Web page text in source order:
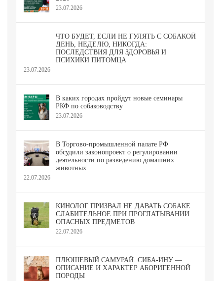
23.07.2026
ЧТО БУДЕТ, ЕСЛИ НЕ ГУЛЯТЬ С СОБАКОЙ
ДЕНЬ, НЕДЕЛЮ, НИКОГДА:
ПОСЛЕДСТВИЯ ДЛЯ ЗДОРОВЬЯ И
ПСИХИКИ ПИТОМЦА
23.07.2026
В каких городах пройдут новые семинары
РКФ по собаководству
23.07.2026
В Торгово-промышленной палате РФ
обсудили законопроект о регулировании
деятельности по разведению домашних
животных
22.07.2026
КИНОЛОГ ПРИЗВАЛ НЕ ДАВАТЬ СОБАКЕ
СЛАБИТЕЛЬНОЕ ПРИ ПРОГЛАТЫВАНИИ
ОПАСНЫХ ПРЕДМЕТОВ
22.07.2026
ПЛЮШЕВЫЙ САМУРАЙ: СИБА-ИНУ —
ОПИСАНИЕ И ХАРАКТЕР АБОРИГЕННОЙ
ПОРОДЫ